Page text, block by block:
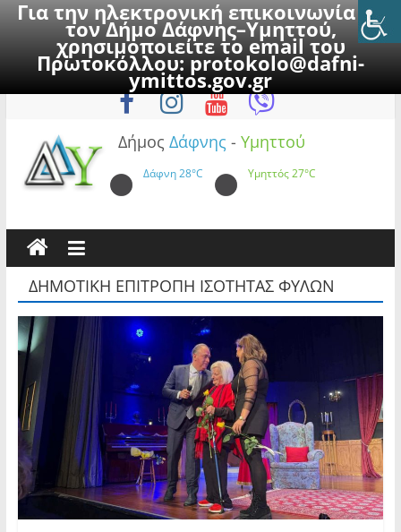
Για την ηλεκτρονική επικοινωνία με
τον Δήμο Δάφνης–Υμηττού,
χρησιμοποιείτε το email του
Πρωτοκόλλου:protokolo@dafni-
ymittos.gov.gr
to
Πέμπτη, 6 Αυγούστου 2026
Δήμος Δάφνης - Υμηττού
Δάφνη28°C Υμηττός27°C
ΔΗΜΟΤΙΚΗ ΕΠΙΤΡΟΠΗ ΙΣΟΤΗΤΑΣ ΦΥΛΩΝ